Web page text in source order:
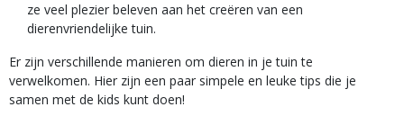
ze veel plezier beleven aan het creëren van een
dierenvriendelijke tuin.
Er zijn verschillende manieren om dieren in je tuin te
verwelkomen. Hier zijn een paar simpele en leuke tips die je
samen met de kids kunt doen!